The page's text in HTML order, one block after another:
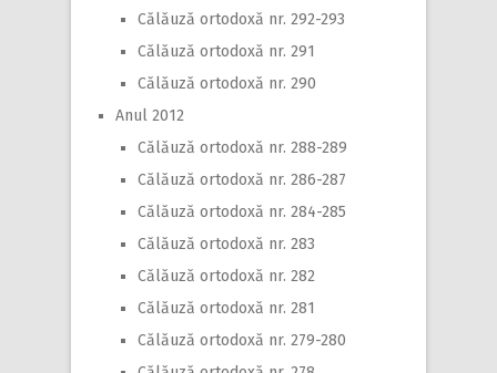
Călăuză ortodoxă nr. 292-293
Călăuză ortodoxă nr. 291
Călăuză ortodoxă nr. 290
Anul 2012
Călăuză ortodoxă nr. 288-289
Călăuză ortodoxă nr. 286-287
Călăuză ortodoxă nr. 284-285
Călăuză ortodoxă nr. 283
Călăuză ortodoxă nr. 282
Călăuză ortodoxă nr. 281
Călăuză ortodoxă nr. 279-280